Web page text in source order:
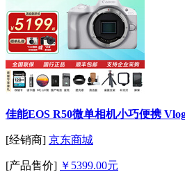
佳能EOS R50微单相机小巧便携
[经销商] 京东商城
[产品售价] ￥5399.00元